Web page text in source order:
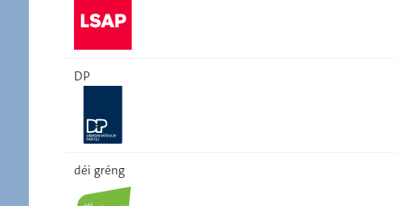
DP
déi gréng